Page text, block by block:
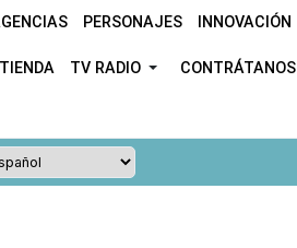
PERSONAJES INNOVACIÓN
TIENDA TV RADIO CONTRÁTANOS